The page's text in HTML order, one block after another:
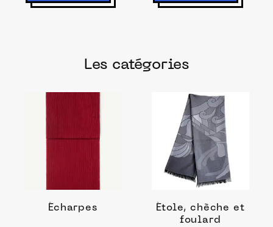
Les catégories
Écharpes
Étole, chèche et
foulard